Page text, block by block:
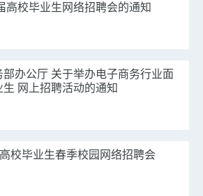
高校毕业生网络招聘会的通知
办公厅 关于举办电子商务行业面
网上招聘活动的通知
校毕业生春季校园网络招聘会